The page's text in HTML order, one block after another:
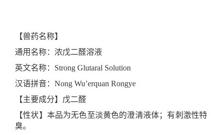
【兽药名称】
通用名称： 浓戊二醛溶液
英文名称： Strong Glutaral Solution
汉语拼音： Nong Wu’erquan Rongye
【主要成分】戊二醛
【性状】本品为无色至淡黄色的澄清液体；有刺激性特
臭。